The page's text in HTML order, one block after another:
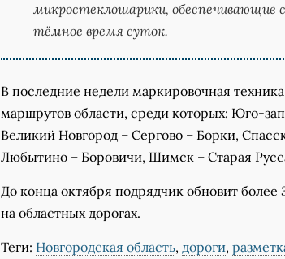
микростеклошарики,
тёмное время суток.
В последние недели маркировочная
маршрутов области, среди которых: Юго-
Великий Новгород – Сергово – Борки,
Любытино – Боровичи, Шимск – Старая
До конца октября подрядчик обновит
на областных дорогах.
Теги: Новгородская область, дороги,